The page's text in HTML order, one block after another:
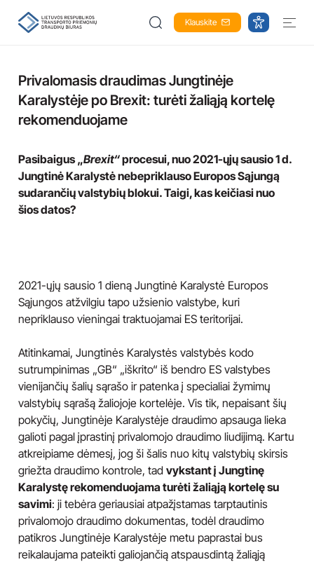
Klauskite
Privalomasis draudimas Jungtinėje
Karalystėje po Brexit: turėti žaliąją kortelę
rekomenduojame
Pasibaigus „Brexit“procesui, nuo 2021-ųjų sausio 1 d.
Jungtinė Karalystė nebepriklauso Europos Sąjungą
sudarančių valstybių blokui. Taigi, kas keičiasi nuo
šios datos?
2021-ųjų sausio 1 dieną Jungtinė Karalystė Europos
Sąjungos atžvilgiu tapo užsienio valstybe, kuri
nepriklauso vieningai traktuojamai ES teritorijai.
Atitinkamai, Jungtinės Karalystės valstybės kodo
sutrumpinimas „GB“ „iškrito“ iš bendro ES valstybes
vienijančių šalių sąrašo ir patenka į specialiai žymimų
valstybių sąrašą žaliojoje kortelėje. Vis tik, nepaisant šių
pokyčių, Jungtinėje Karalystėje draudimo apsauga lieka
galioti pagal įprastinį privalomojo draudimo liudijimą. Kartu
atkreipiame dėmesį, jog ši šalis nuo kitų valstybių skirsis
griežta draudimo kontrole, tad vykstant į Jungtinę
Karalystę rekomenduojama turėti žaliąją kortelę su
savimi: ji tebėra geriausiai atpažįstamas tarptautinis
privalomojo draudimo dokumentas, todėl draudimo
patikros Jungtinėje Karalystėje metu paprastai bus
reikalaujama pateikti galiojančią atspausdintą žaliąją